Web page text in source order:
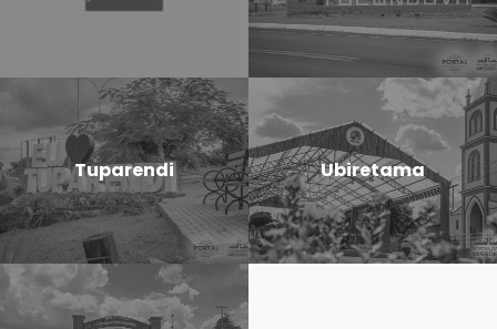
Tuparendi Ubiretama